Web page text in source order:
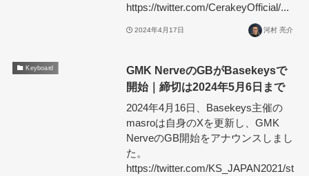
https://twitter.com/CerakeyOfficial/...
2024年4月17日 河村 亮介
Keyboard
GMK NerveのGBがBasekeysで
開始｜締切は2024年5月6日まで
2024年4月16日、Basekeys主催の
masroは自身のXを更新し、GMK
NerveのGB開始をアナウンスしまし
た。
https://twitter.com/KS_JAPAN2021/st